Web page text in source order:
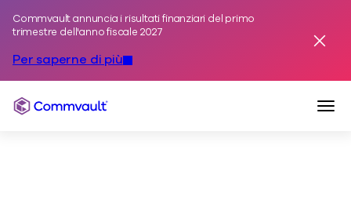
Commvault annuncia i risultati finanziari del primo
trimestre dell'anno fiscale 2027
Per saperne di più
Commvault